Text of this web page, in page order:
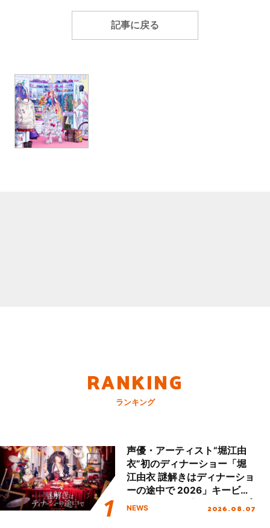
記事に戻る
RANKING
ランキング
声優・アーティスト“堀江由
衣”初のディナーショー「堀
江由衣 謎解きはディナーショ
ーの途中で 2026」キービジ
ュアル＆グッズラインナップ
NEWS 2026.08.07